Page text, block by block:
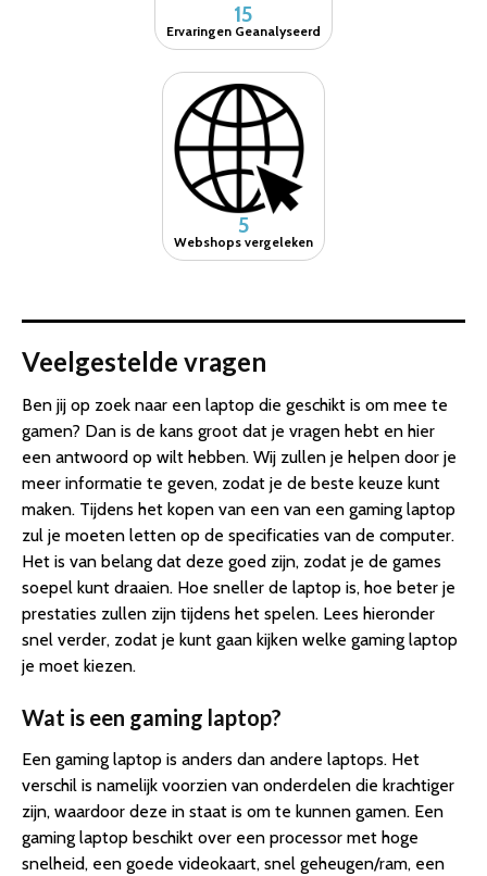
15
Ervaringen Geanalyseerd
5
Webshops vergeleken
Veelgestelde vragen
Ben jij op zoek naar een laptop die geschikt is om mee te
gamen? Dan is de kans groot dat je vragen hebt en hier
een antwoord op wilt hebben. Wij zullen je helpen door je
meer informatie te geven, zodat je de beste keuze kunt
maken. Tijdens het kopen van een van een gaming laptop
zul je moeten letten op de specificaties van de computer.
Het is van belang dat deze goed zijn, zodat je de games
soepel kunt draaien. Hoe sneller de laptop is, hoe beter je
prestaties zullen zijn tijdens het spelen. Lees hieronder
snel verder, zodat je kunt gaan kijken welke gaming laptop
je moet kiezen.
Wat is een gaming laptop?
Een gaming laptop is anders dan andere laptops. Het
verschil is namelijk voorzien van onderdelen die krachtiger
zijn, waardoor deze in staat is om te kunnen gamen. Een
gaming laptop beschikt over een processor met hoge
snelheid, een goede videokaart, snel geheugen/ram, een